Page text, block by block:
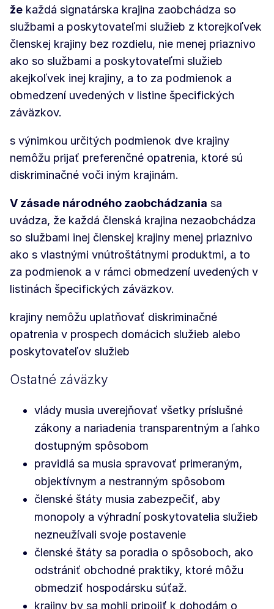
že každá signatárska krajina zaobchádza so
službami a poskytovateľmi služieb z ktorejkoľvek
členskej krajiny bez rozdielu, nie menej priaznivo
ako so službami a poskytovateľmi služieb
akejkoľvek inej krajiny, a to za podmienok a
obmedzení uvedených v listine špecifických
záväzkov.
s výnimkou určitých podmienok dve krajiny
nemôžu prijať preferenčné opatrenia, ktoré sú
diskriminačné voči iným krajinám.
V zásade národného zaobchádzania sa
uvádza, že každá členská krajina nezaobchádza
so službami inej členskej krajiny menej priaznivo
ako s vlastnými vnútroštátnymi produktmi, a to
za podmienok a v rámci obmedzení uvedených v
listinách špecifických záväzkov.
krajiny nemôžu uplatňovať diskriminačné
opatrenia v prospech domácich služieb alebo
poskytovateľov služieb
Ostatné záväzky
vlády musia uverejňovať všetky príslušné
zákony a nariadenia transparentným a ľahko
dostupným spôsobom
pravidlá sa musia spravovať primeraným,
objektívnym a nestranným spôsobom
členské štáty musia zabezpečiť, aby
monopoly a výhradní poskytovatelia služieb
nezneužívali svoje postavenie
členské štáty sa poradia o spôsoboch, ako
odstrániť obchodné praktiky, ktoré môžu
obmedziť hospodársku súťaž.
krajiny by sa mohli pripojiť k dohodám o